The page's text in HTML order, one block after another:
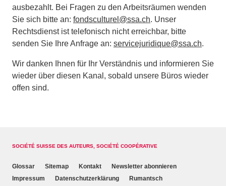
ausbezahlt. Bei Fragen zu den Arbeitsräumen wenden
Sie sich bitte an: fondsculturel@ssa.ch. Unser
Rechtsdienst ist telefonisch nicht erreichbar, bitte
senden Sie Ihre Anfrage an: servicejuridique@ssa.ch.
Wir danken Ihnen für Ihr Verständnis und informieren Sie
wieder über diesen Kanal, sobald unsere Büros wieder
offen sind.
SOCIÉTÉ SUISSE DES AUTEURS, SOCIÉTÉ COOPÉRATIVE
Glossar Sitemap Kontakt
Newsletter abonnieren
Impressum
Datenschutzerklärung Rumantsch